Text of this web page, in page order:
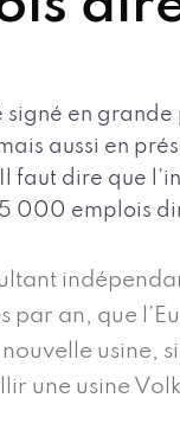
signé en
aussi en
faut dire que
000 emplois
par an, que
nouvelle usine,
une usine